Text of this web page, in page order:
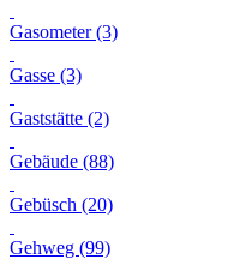
Gasometer (3)
Gasse (3)
Gaststätte (2)
Gebäude (88)
Gebüsch (20)
Gehweg (99)